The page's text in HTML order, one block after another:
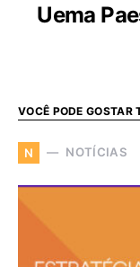
Uema
VOCÊ PODE GOSTAR
N NOTÍCIAS